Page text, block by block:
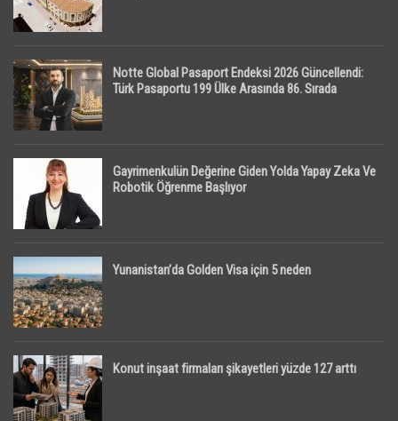
Notte Global Pasaport Endeksi 2026 Güncellendi:
Türk Pasaportu 199 Ülke Arasında 86. Sırada
Gayrimenkulün Değerine Giden Yolda Yapay Zeka Ve
Robotik Öğrenme Başlıyor
Yunanistan’da Golden Visa için 5 neden
Konut inşaat firmaları şikayetleri yüzde 127 arttı